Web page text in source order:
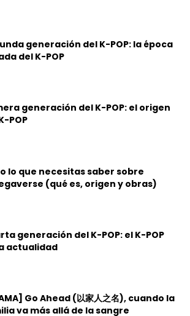
generación del K-POP: la época
del K-POP
generación del K-POP: el origen
POP
lo que necesitas saber sobre
(qué es, origen y obras)
generación del K-POP: el K-POP
actualidad
Go Ahead (以家人之名), cuando la
va más allá de la sangre